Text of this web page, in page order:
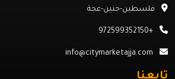
فلسطين-جنين-عجة
+972599352150
تابعنا